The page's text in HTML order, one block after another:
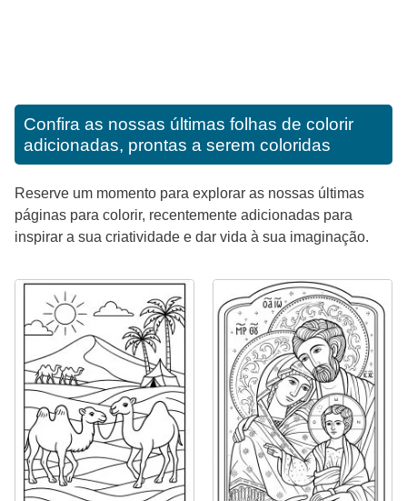
Confira as nossas últimas folhas de colorir
adicionadas, prontas a serem coloridas
Reserve um momento para explorar as nossas últimas
páginas para colorir, recentemente adicionadas para
inspirar a sua criatividade e dar vida à sua imaginação.